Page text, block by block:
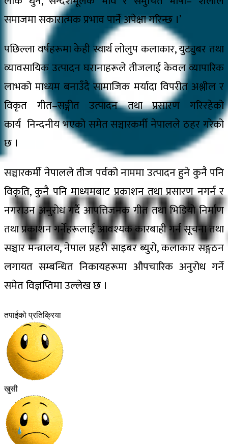
समाजमा सकारात्मक प्रभाव पार्ने अपेक्षा गरिन्छ ।’
पछिल्ला वर्षहरूमा केही स्वार्थ लोलुप कलाकार, युट्युबर तथा
व्यावसायिक उत्पादन घरानाहरूले तीजलाई केवल व्यापारिक
लाभको माध्यम बनाउँदै सामाजिक मर्यादा विपरीत अश्लील र
विकृत गीत–सङ्गीत उत्पादन तथा प्रसारण गरिरहेको
कार्य निन्दनीय भएको समेत सञ्चारकर्मी नेपालले ठहर गरेको
छ ।
सञ्चारकर्मी नेपालले तीज पर्वको नाममा उत्पादन हुने कुनै पनि
विकृति, कुनै पनि माध्यमबाट प्रकाशन तथा प्रसारण नगर्न र
नगराउन अनुरोध गर्दै आपत्तिजनक गीत तथा भिडियो निर्माण
तथा प्रकाशन गर्नेहरूलाई आवश्यक कारबाही गर्न सूचना तथा
सञ्चार मन्त्रालय, नेपाल प्रहरी साइबर ब्युरो, कलाकार सङ्गठन
लगायत सम्बन्धित निकायहरूमा औपचारिक अनुरोध गर्ने
समेत विज्ञप्तिमा उल्लेख छ ।
तपाईको प्रतिक्रिया
खुसी